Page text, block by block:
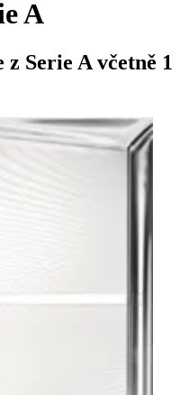
A
Serie A včetně 1